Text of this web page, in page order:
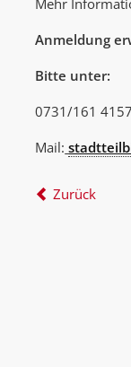
Anmeldung
Bitte unter:
0731/161 4157
Mail:
Zurück